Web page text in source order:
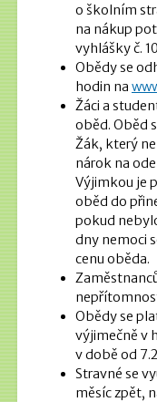
o školním
na nákup
vyhlášky č.
Obědy se
hodin na
Žáci a
oběd. Oběd
Žák, který
nárok na
Výjimkou je
oběd do
pokud
dny nemoci
cenu oběda.
Obědy se
výjimečně v
v době od
Stravné se
měsíc zpět,